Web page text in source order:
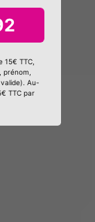
TTC,
Au-
TTC par